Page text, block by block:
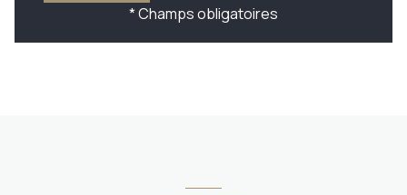
* Champs obligatoires